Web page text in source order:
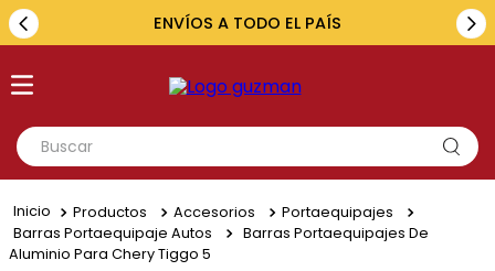
ENVÍOS A TODO EL PAÍS
Buscar
1.
toyota
Productos Accesorios
Portaequipajes
Barras Portaequipaje Autos
Barras Portaequipajes De
Aluminio Para Chery Tiggo 5